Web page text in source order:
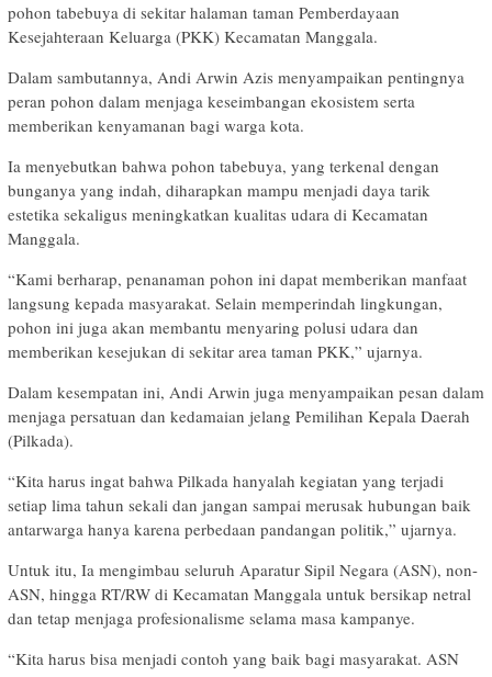
pohon tabebuya di sekitar halaman taman Pemberdayaan
Kesejahteraan Keluarga (PKK) Kecamatan Manggala.
Dalam sambutannya, Andi Arwin Azis menyampaikan pentingnya
peran pohon dalam menjaga keseimbangan ekosistem serta
memberikan kenyamanan bagi warga kota.
Ia menyebutkan bahwa pohon tabebuya, yang terkenal dengan
bunganya yang indah, diharapkan mampu menjadi daya tarik
estetika sekaligus meningkatkan kualitas udara di Kecamatan
Manggala.
“Kami berharap, penanaman pohon ini dapat memberikan manfaat
langsung kepada masyarakat. Selain memperindah lingkungan,
pohon ini juga akan membantu menyaring polusi udara dan
memberikan kesejukan di sekitar area taman PKK,” ujarnya.
Dalam kesempatan ini, Andi Arwin juga menyampaikan pesan dalam
menjaga persatuan dan kedamaian jelang Pemilihan Kepala Daerah
(Pilkada).
“Kita harus ingat bahwa Pilkada hanyalah kegiatan yang terjadi
setiap lima tahun sekali dan jangan sampai merusak hubungan baik
antarwarga hanya karena perbedaan pandangan politik,” ujarnya.
Untuk itu, Ia mengimbau seluruh Aparatur Sipil Negara (ASN), non-
ASN, hingga RT/RW di Kecamatan Manggala untuk bersikap netral
dan tetap menjaga profesionalisme selama masa kampanye.
“Kita harus bisa menjadi contoh yang baik bagi masyarakat. ASN